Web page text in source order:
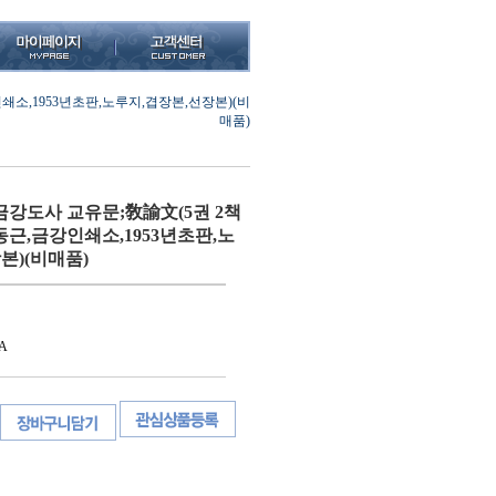
소,1953년초판,노루지,겹장본,선장본)(비
매품)
강도사 교유문;敎諭文(5권 2책
근,금강인쇄소,1953년초판,노
)(비매품)